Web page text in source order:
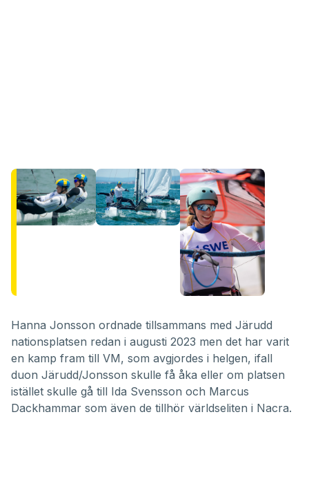
Hanna Jonsson ordnade tillsammans med Järudd
nationsplatsen redan i augusti 2023 men det har varit
en kamp fram till VM, som avgjordes i helgen, ifall
duon Järudd/Jonsson skulle få åka eller om platsen
istället skulle gå till Ida Svensson och Marcus
Dackhammar som även de tillhör världseliten i Nacra.